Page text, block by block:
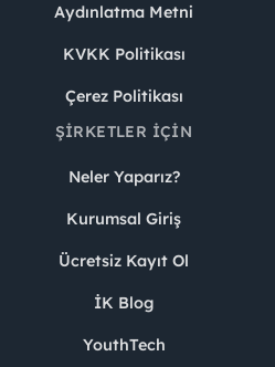
Aydınlatma Metni
KVKK Politikası
Çerez Politikası
ŞIRKETLER İÇIN
Neler Yaparız?
Kurumsal Giriş
Ücretsiz Kayıt Ol
İK Blog
YouthTech